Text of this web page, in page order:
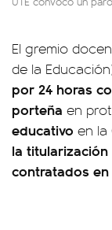
El gremio
de la
por 24 horas
porteña en
educativo en la
la
contratados